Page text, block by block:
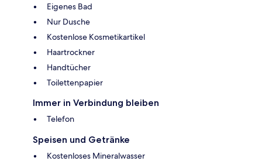
Eigenes Bad
Nur Dusche
Kostenlose Kosmetikartikel
Haartrockner
Handtücher
Toilettenpapier
Immer in Verbindung bleiben
Telefon
Speisen und Getränke
Kostenloses Mineralwasser